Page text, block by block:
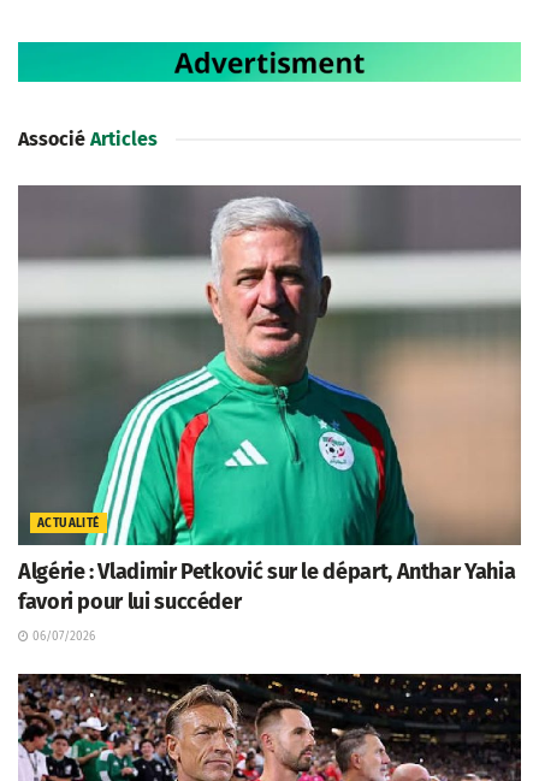
Associé Articles
ACTUALITÉ
Algérie : Vladimir Petković sur le départ, Anthar Yahia
favori pour lui succéder
06/07/2026